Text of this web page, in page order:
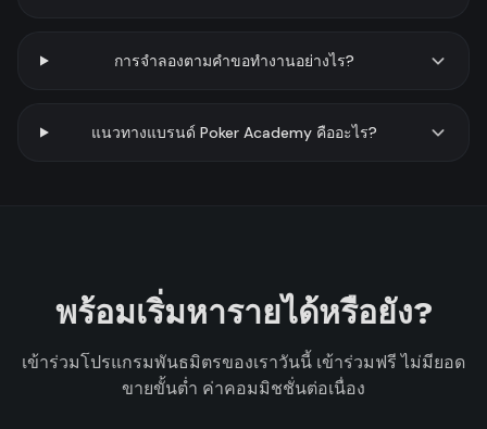
การจำลองตามคำขอทำงานอย่างไร?
แนวทางแบรนด์ Poker Academy คืออะไร?
พร้อมเริ่มหารายได้หรือยัง?
เข้าร่วมโปรแกรมพันธมิตรของเราวันนี้ เข้าร่วมฟรี ไม่มียอด
ขายขั้นต่ำ ค่าคอมมิชชั่นต่อเนื่อง